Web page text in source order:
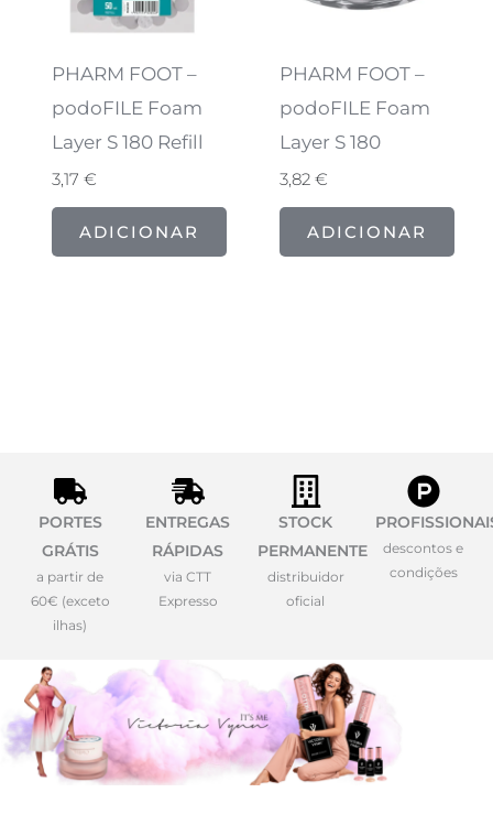
PHARM FOOT –
podoFILE Foam
Layer S 180 Refill
3,17 €
ADICIONAR
PHARM FOOT –
podoFILE Foam
Layer S 180
3,82€
ADICIONAR
PORTES
GRÁTIS
a partir de
60€ (exceto
ilhas)
ENTREGAS
RÁPIDAS
via CTT
Expresso
STOCK
PERMANENTE
distribuidor
oficial
descontos e
condições